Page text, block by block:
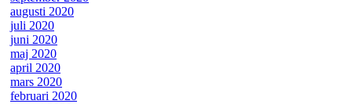
augusti 2020
juli 2020
juni 2020
maj 2020
april 2020
mars 2020
februari 2020